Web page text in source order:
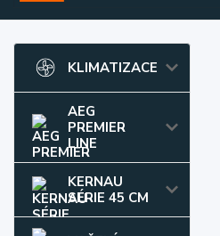
KLIMATIZACE
AEG
PREMIER
LINE
KERNAU
SÉRIE 45 CM